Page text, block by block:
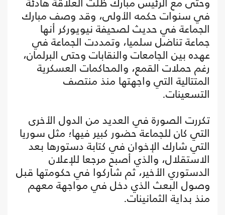
في سنوات حكمه الأولى، وقد وصف مبارك
الجماعة في حديث لصحيفة نيويوركر أنها
جماعة تناضل سلميا، وتمددت الجماعة في
عهده بين الجامعات والنقابات وحتى البرلمان،
رغم حملات القمع، والمحاكمات العسكرية
المتتالية التي واجهتها منذ منتصف
التسعينات.
تكررت الصورة في العديد من الدول الأخرى
التي كان للجماعة حضور كبير فيها؛ مثل سوريا
التي شارك الإخوان في كتابة دستورها بعد
الاستقلال، والذي أصبح مرجعا للإعلان
الدستوري الأخير، ثم شاركوا في حكومتها قبل
وصول البعث الذي دخل في مواجهة معهم
منذ بداية الثمانينات.